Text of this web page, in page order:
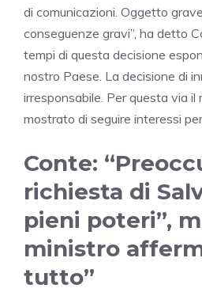
di comunicazioni. Oggetto
conseguenze gravi”, ha detto
tempi di questa decisione
nostro Paese. La decisione di
irresponsabile. Per questa via il
mostrato di seguire interessi
Conte:
richiesta di
pieni poteri”,
ministro
tutto”